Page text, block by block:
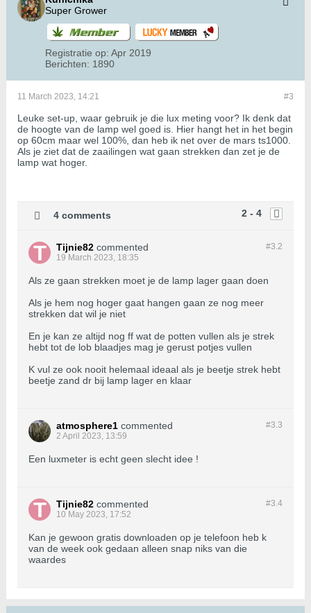
Super Grower
Registratie op: Apr 2019
Berichten: 1890
#3
11 March 2023, 14:21
Leuke set-up, waar gebruik je die lux meting voor? Ik denk dat
de hoogte van de lamp wel goed is. Hier hangt het in het begin
op 60cm maar wel 100%, dan heb ik net over de mars ts1000.
Als je ziet dat de zaailingen wat gaan strekken dan zet je de
lamp wat hoger.
2 - 4
4 comments
#3.2
Tijnie82 commented
19 March 2023, 18:35
Als ze gaan strekken moet je de lamp lager gaan doen
Als je hem nog hoger gaat hangen gaan ze nog meer
strekken dat wil je niet
En je kan ze altijd nog ff wat de potten vullen als je strek
hebt tot de lob blaadjes mag je gerust potjes vullen
K vul ze ook nooit helemaal ideaal als je beetje strek hebt
beetje zand dr bij lamp lager en klaar
#3.3
atmosphere1 commented
2 April 2023, 13:59
Een luxmeter is echt geen slecht idee !
#3.4
Tijnie82 commented
10 May 2023, 17:52
Kan je gewoon gratis downloaden op je telefoon heb k
van de week ook gedaan alleen snap niks van die
waardes